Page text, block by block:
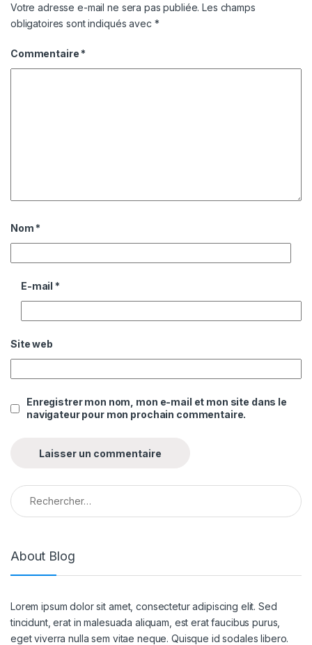
Votre adresse e-mail ne sera pas publiée. Les champs
obligatoires sont indiqués avec *
Commentaire *
Nom *
E-mail *
Site web
Enregistrer mon nom, mon e-mail et mon site dans le
navigateur pour mon prochain commentaire.
Rechercher :
About Blog
Lorem ipsum dolor sit amet, consectetur adipiscing elit. Sed
tincidunt, erat in malesuada aliquam, est erat faucibus purus,
eget viverra nulla sem vitae neque. Quisque id sodales libero.